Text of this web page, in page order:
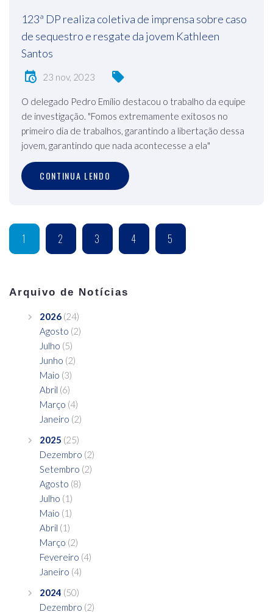
123ª DP realiza coletiva de imprensa sobre caso
de sequestro e resgate da jovem Kathleen
Santos
23 nov, 2023
O delegado Pedro Emílio destacou o trabalho da equipe
de investigação. "Fomos extremamente exitosos no
primeiro dia de trabalhos, garantindo a libertação dessa
jovem, garantindo que nada acontecesse a ela"
CONTINUA LENDO
1 2 3 4 5
Arquivo de Notícias
2026 (24)
Agosto (2)
Julho (5)
Junho (2)
Maio (3)
Abril (6)
Março (4)
Janeiro (2)
2025 (25)
Dezembro (2)
Setembro (2)
Agosto (8)
Julho (1)
Maio (1)
Abril (1)
Março (2)
Fevereiro (4)
Janeiro (4)
2024 (50)
Dezembro (2)